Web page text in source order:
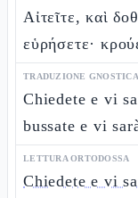
Αἰτεῖτε, καὶ
εὑρήσετε·
TRADUZIONE GNOSTICA
Chiedete e vi
bussate e vi
LETTURA ORTODOSSA
Chiedete e vi